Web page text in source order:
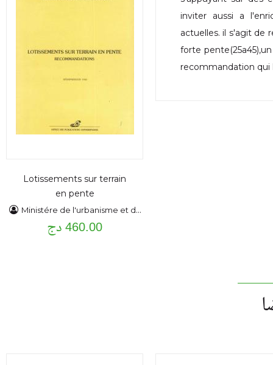
inviter aussi a
actuelles. il s'agit de
forte
recommandation qui
Lotissements sur terrain
en pente
Ministére de l'urbanisme et de la construction
460.00 دج